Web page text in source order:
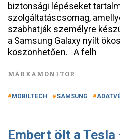
biztonsági lépéseket
szolgáltatáscsomag,
szabhatják személyre
a Samsung Galaxy nyílt
köszönhetően. A felh
MÁRKAMONITOR
MOBILTECH SAMSUNG
Embert ölt a